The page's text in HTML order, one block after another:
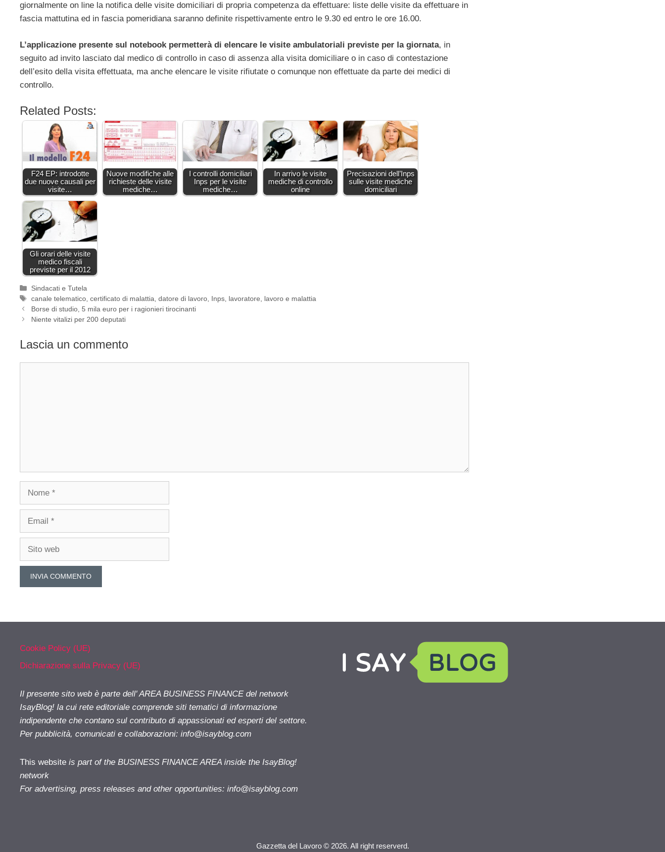
giornalmente on line la notifica delle visite domiciliari di propria competenza da effettuare: liste delle visite da effettuare in
fascia mattutina ed in fascia pomeridiana saranno definite rispettivamente entro le 9.30 ed entro le ore 16.00.
L’applicazione presente sul notebook permetterà di elencare le visite ambulatoriali previste per la giornata, in
seguito ad invito lasciato dal medico di controllo in caso di assenza alla visita domiciliare o in caso di contestazione
dell’esito della visita effettuata, ma anche elencare le visite rifiutate o comunque non effettuate da parte dei medici di
controllo.
Related Posts:
F24 EP: introdotte
due nuove causali per
visite…
Nuove modifiche alle
richieste delle visite
mediche…
I controlli domiciliari
Inps per le visite
mediche…
In arrivo le visite
mediche di controllo
online
Precisazioni dell’Inps
sulle visite mediche
domiciliari
Gli orari delle visite
medico fiscali
previste per il 2012
Categorie
Sindacati e Tutela
Tag
canale telematico ,certificato di malattia ,datore di lavoro Inps lavoratore
lavoro e malattia
Borse di studio, 5 mila euro per i ragionieri tirocinanti
Niente vitalizi per 200 deputati
Lascia un commento
Cookie Policy (UE)
Dichiarazione sulla Privacy (UE)
Il presente sito web è parte dell' AREA BUSINESS FINANCE del network
IsayBlog! la cui rete editoriale comprende siti tematici di informazione
indipendente che contano sul contributo di appassionati ed esperti del settore.
Per pubblicità, comunicati e collaborazioni: info@isayblog.com
This website is part of the BUSINESS FINANCE AREA inside the IsayBlog!
network
For advertising, press releases and other opportunities: info@isayblog.com
Gazzetta del Lavoro © 2026. All right reserverd.